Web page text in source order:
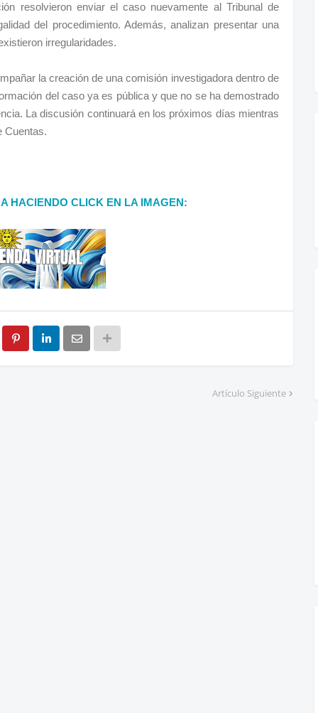
resolvieron enviar el caso nuevamente al Tribunal de
del procedimiento. Además, analizan presentar una
irregularidades.
la creación de una comisión investigadora dentro de
del caso ya es pública y que no se ha demostrado
La discusión continuará en los próximos días mientras
Cuentas.
HACIENDO CLICK EN LA IMAGEN:
Artículo Siguiente